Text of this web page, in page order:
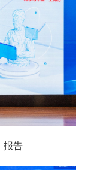
报告